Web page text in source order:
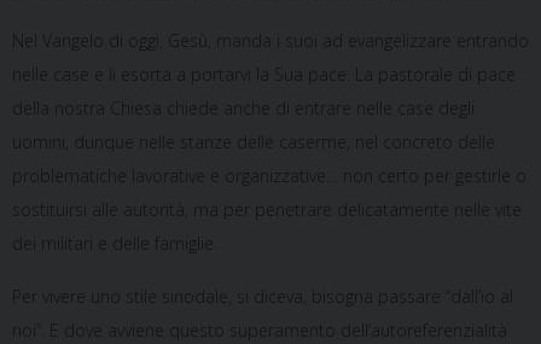
Nel Vangelo di oggi, Gesù, manda i suoi ad evangelizzare entrando
nelle case e li esorta a portarvi la Sua pace. La pastorale di pace
della nostra Chiesa chiede anche di entrare nelle case degli
uomini, dunque nelle stanze delle caserme, nel concreto delle
problematiche lavorative e organizzative… non certo per gestirle o
sostituirsi alle autorità, ma per penetrare delicatamente nelle vite
dei militari e delle famiglie.
Per vivere uno stile sinodale, si diceva, bisogna passare “dall’io al
noi”. E dove avviene questo superamento dell’autoreferenzialità